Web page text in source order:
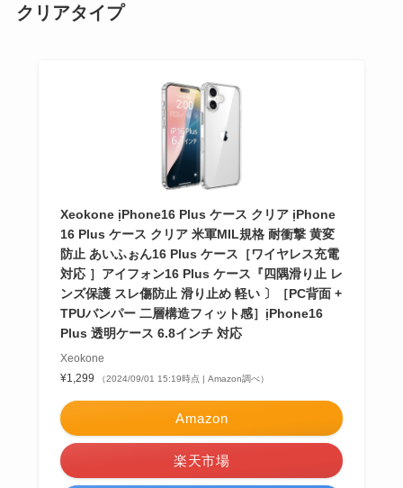
クリアタイプ
Xeokone ịPhone16 Plus ケース クリア ịPhone
16 Plus ケース クリア 米軍MIL規格 耐衝撃 黄変
防止 あいふぉん16 Plus ケース［ワイヤレス充電
対応 ］アイフォン16 Plus ケース『四隅滑り止 レ
ンズ保護 スレ傷防止 滑り止め 軽い 〕［PC背面 +
TPUバンパー 二層構造フィット感］ịPhone16
Plus 透明ケース 6.8インチ 対応
Xeokone
¥1,299
（2024/09/01 15:19時点 | Amazon調べ）
Amazon
楽天市場